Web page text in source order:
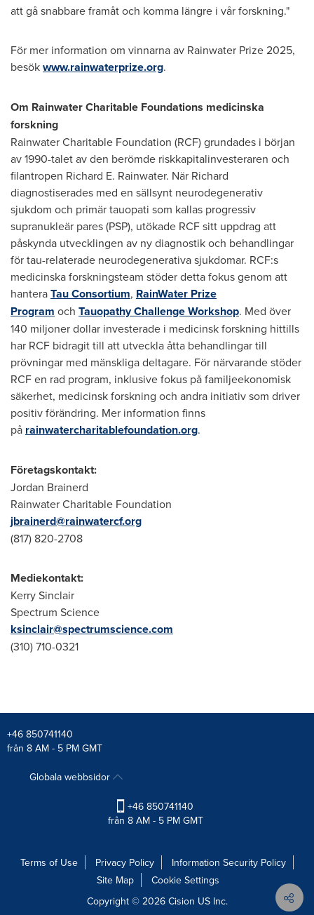
att gå snabbare framåt och komma längre i vår forskning."
För mer information om vinnarna av Rainwater Prize 2025,
besökwww.rainwaterprize.org.
Om Rainwater Charitable Foundations medicinska
forskning
Rainwater Charitable Foundation (RCF) grundades i början
av 1990-talet av den berömde riskkapitalinvesteraren och
filantropen Richard E. Rainwater. När Richard
diagnostiserades med en sällsynt neurodegenerativ
sjukdom och primär tauopati som kallas progressiv
supranukleär pares (PSP), utökade RCF sitt uppdrag att
påskynda utvecklingen av ny diagnostik och behandlingar
för tau-relaterade neurodegenerativa sjukdomar. RCF:s
medicinska forskningsteam stöder detta fokus genom att
hanteraTau Consortium, RainWater Prize
Program och Tauopathy Challenge Workshop. Med över
140 miljoner dollar investerade i medicinsk forskning hittills
har RCF bidragit till att utveckla åtta behandlingar till
prövningar med mänskliga deltagare. För närvarande stöder
RCF en rad program, inklusive fokus på familjeekonomisk
säkerhet, medicinsk forskning och andra initiativ som driver
positiv förändring. Mer information finns
på rainwatercharitablefoundation.org.
Företagskontakt:
Jordan Brainerd
Rainwater Charitable Foundation
jbrainerd@rainwatercf.org
(817) 820-2708
Mediekontakt:
Kerry Sinclair
Spectrum Science
ksinclair@spectrumscience.com
(310) 710-0321
+46 850741140
från 8 AM - 5 PM GMT
Globala webbsidor
+46 850741140
från 8 AM - 5 PM GMT
Terms of Use Privacy Policy
Information Security Policy
Site Map
Cookie Settings
Copyright © 2026 Cision US Inc.